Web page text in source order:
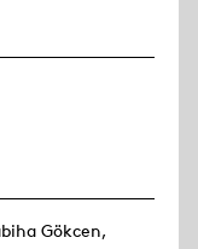
Gökcen,